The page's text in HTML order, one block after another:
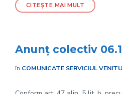
CITEȘTE MAI MULT
Anunț colectiv
în COMUNICATE SERVICIUL